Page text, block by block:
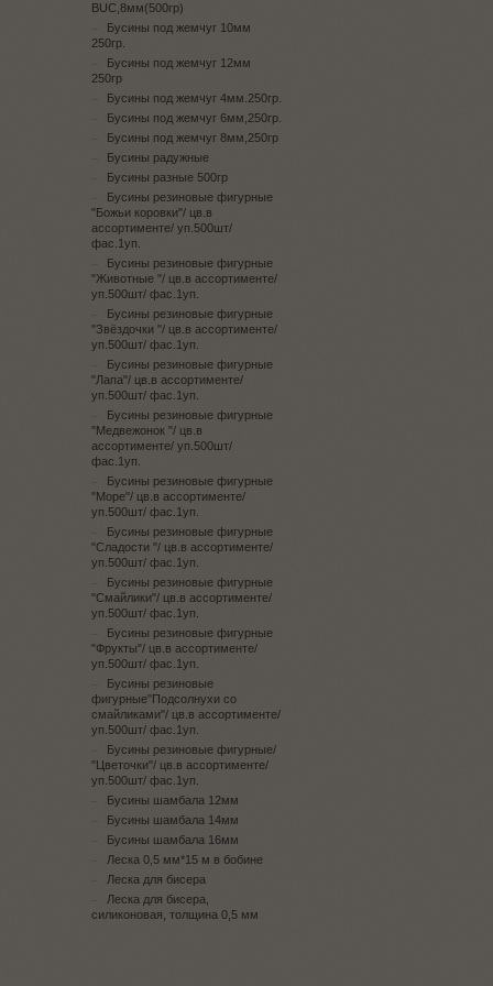
BUC,8мм(500гр)
Бусины под жемчуг 10мм
250гр.
Бусины под жемчуг 12мм
250гр
Бусины под жемчуг 4мм.250гр.
Бусины под жемчуг 6мм,250гр.
Бусины под жемчуг 8мм,250гр
Бусины радужные
Бусины разные 500гр
Бусины резиновые фигурные
"Божьи коровки"/ цв.в
ассортименте/ уп.500шт/
фас.1уп.
Бусины резиновые фигурные
"Животные "/ цв.в ассортименте/
уп.500шт/ фас.1уп.
Бусины резиновые фигурные
"Звёздочки "/ цв.в ассортименте/
уп.500шт/ фас.1уп.
Бусины резиновые фигурные
"Лапа"/ цв.в ассортименте/
уп.500шт/ фас.1уп.
Бусины резиновые фигурные
"Медвежонок "/ цв.в
ассортименте/ уп.500шт/
фас.1уп.
Бусины резиновые фигурные
"Море"/ цв.в ассортименте/
уп.500шт/ фас.1уп.
Бусины резиновые фигурные
"Сладости "/ цв.в ассортименте/
уп.500шт/ фас.1уп.
Бусины резиновые фигурные
"Смайлики"/ цв.в ассортименте/
уп.500шт/ фас.1уп.
Бусины резиновые фигурные
"Фрукты"/ цв.в ассортименте/
уп.500шт/ фас.1уп.
Бусины резиновые
фигурные"Подсолнухи со
смайликами"/ цв.в ассортименте/
уп.500шт/ фас.1уп.
Бусины резиновые фигурные/
"Цветочки"/ цв.в ассортименте/
уп.500шт/ фас.1уп.
Бусины шамбала 12мм
Бусины шамбала 14мм
Бусины шамбала 16мм
Леска 0,5 мм*15 м в бобине
Леска для бисера
Леска для бисера,
силиконовая, толщина 0,5 мм